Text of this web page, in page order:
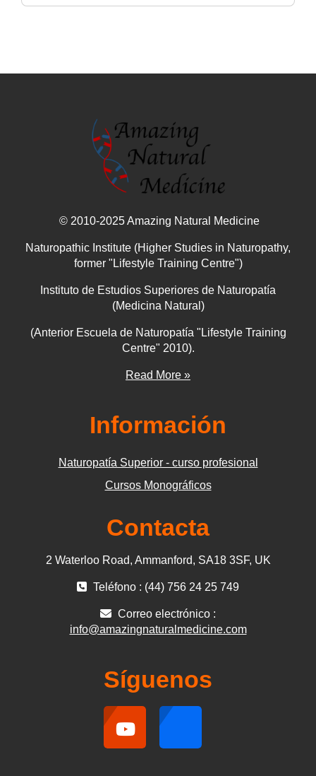
© 2010-2025 Amazing Natural Medicine
Naturopathic Institute (Higher Studies in Naturopathy,
former "Lifestyle Training Centre")
Instituto de Estudios Superiores de Naturopatía
(Medicina Natural)
(Anterior Escuela de Naturopatía "Lifestyle Training
Centre" 2010).
Read More »
Información
Naturopatía Superior - curso profesional
Cursos Monográficos
Contacta
2 Waterloo Road, Ammanford, SA18 3SF, UK
Teléfono : (44) 756 24 25 749
Correo electrónico :
info@amazingnaturalmedicine.com
Síguenos